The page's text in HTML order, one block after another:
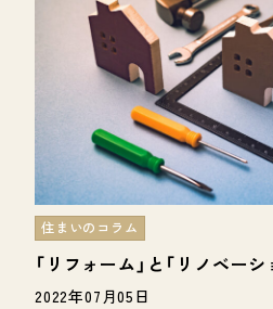
「リフォーム」と「リノベー
住まいのコラム
2022年07月05日